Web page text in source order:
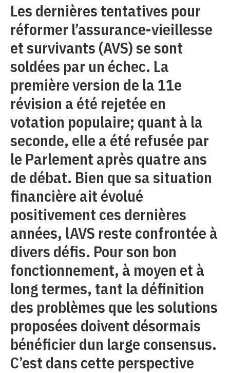
Les dernières tentatives pour
réformer l’assurance-vieillesse
et survivants (AVS) se sont
soldées par un échec. La
première version de la 11e
révision a été rejetée en
votation populaire; quant à la
seconde, elle a été refusée par
le Parlement après quatre ans
de débat. Bien que sa situation
financière ait évolué
positivement ces dernières
années, lAVS reste confrontée à
divers défis. Pour son bon
fonctionnement, à moyen et à
long termes, tant la définition
des problèmes que les solutions
proposées doivent désormais
bénéficier dun large consensus.
C’est dans cette perspective